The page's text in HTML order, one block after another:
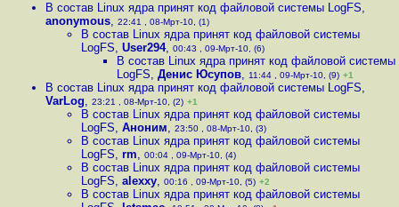
В состав Linux ядра принят код файловой системы LogFS,
anonymous, 22:41 , 08-Мрт-10, (1)
В состав Linux ядра принят код файловой системы
LogFS, User294, 00:43 , 09-Мрт-10, (6)
В состав Linux ядра принят код файловой системы
LogFS, Денис Юсупов, 11:44 , 09-Мрт-10, (9) +1
В состав Linux ядра принят код файловой системы LogFS,
VarLog, 23:21 , 08-Мрт-10, (2) +1
В состав Linux ядра принят код файловой системы
LogFS, Аноним, 23:50 , 08-Мрт-10, (3)
В состав Linux ядра принят код файловой системы
LogFS, rm, 00:04 , 09-Мрт-10, (4)
В состав Linux ядра принят код файловой системы
LogFS, alexxy, 00:16 , 09-Мрт-10, (5) +2
В состав Linux ядра принят код файловой системы